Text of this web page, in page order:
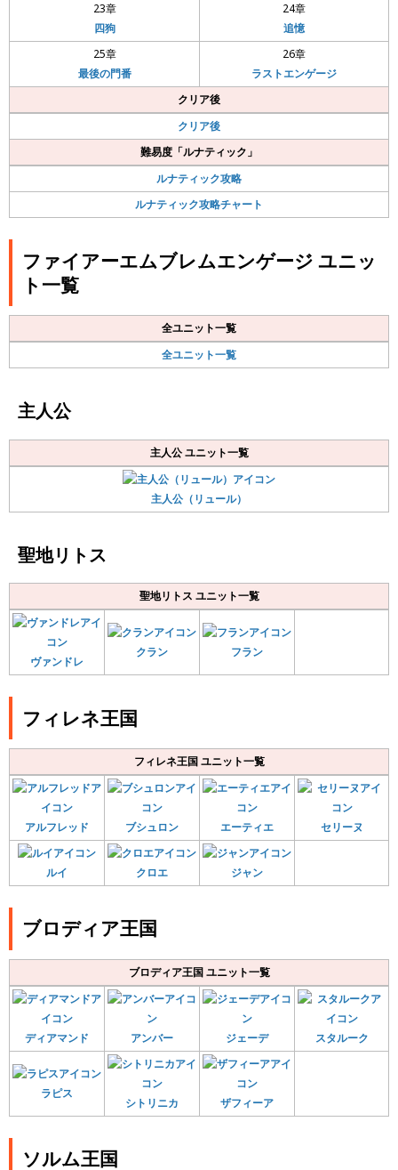
23章
四狗
24章
追憶
25章
最後の門番
26章
ラストエンゲージ
クリア後
クリア後
難易度「ルナティック」
ルナティック攻略
ルナティック攻略チャート
ファイアーエムブレムエンゲージ ユニッ
ト一覧
全ユニット一覧
全ユニット一覧
主人公
主人公 ユニット一覧
主人公（リュール）
聖地リトス
聖地リトス ユニット一覧
ヴァンドレ
クラン フラン
フィレネ王国
フィレネ王国 ユニット一覧
アルフレッド ブシュロン エーティエ セリーヌ
ルイ クロエ ジャン
ブロディア王国
ブロディア王国 ユニット一覧
ディアマンド アンバー ジェーデ スタルーク
ラピス
シトリニカ ザフィーア
ソルム王国